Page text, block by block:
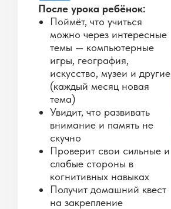
После урока ребёнок:
Поймёт, что учиться
можно через интересные
темы — компьютерные
игры, география,
искусство, музеи и другие
(каждый месяц новая
тема)
Увидит, что развивать
внимание и память не
скучно
Проверит свои сильные и
слабые стороны в
когнитивных навыках
Получит домашний квест
на закрепление